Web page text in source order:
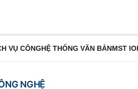
VỤ CÔNGHỆ THỐNG VĂN BẢNMST
NGHỆ